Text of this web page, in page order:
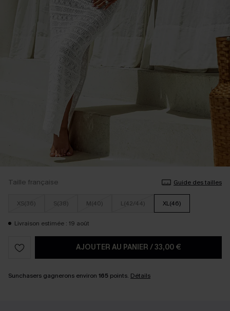
Taille française Guide des tailles
XS(36) S(38) M(40) L(42/44) XL(46)
Livraison estimée : 19 août
AJOUTER AU PANIER /33,00 €
Sunchasers gagnerons environ 165 points. Détails